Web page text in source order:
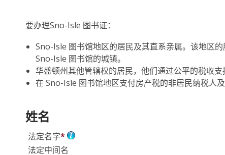
要办理Sno-Isle 图书证：
Sno-Isle 图书馆地区的居民及其直系亲属。该地区
Sno-Isle 图书馆的城镇。
华盛顿州其他管辖权的居民，他们通过公平的税收支
在 Sno-Isle 图书馆地区支付房产税的非居民纳税人及
姓名
法定名字*
法定中间名